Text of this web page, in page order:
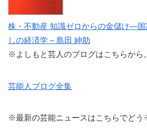
株・不動産 知識ゼロからの金儲け―国
しの経済学 – 島田 紳助
※よしもと芸人のブログはこちらから。
芸能人ブログ全集
※最新の芸能ニュースはこちらでどう